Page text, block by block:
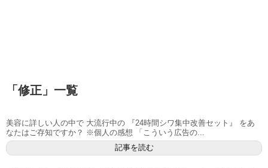
「 修正 」 一覧
美容に詳しい人の中で 大流行中の 『24時間シワ集中改善セット』 をあ
なたはご存知ですか？ ※個人の感想 「こういう広告の...
記事を読む